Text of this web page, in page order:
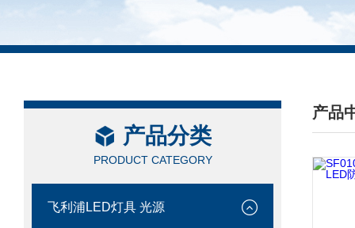
产品分类
PRODUCT CATEGORY
飞利浦LED灯具 光源
产品
/